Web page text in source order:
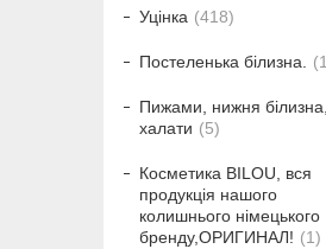
Уцінка 418
Постеленька білизна. 1
Пижами, нижня білизна,
халати
5
Косметика BILOU, вся
продукція нашого
колишнього німецького
бренду,ОРИГИНАЛ!
1